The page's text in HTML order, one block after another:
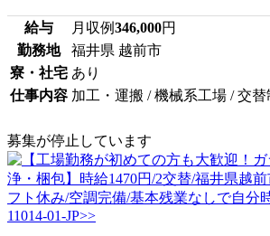
給与 月収例346,000円
勤務地
福井県 越前市
寮・社宅 あり
仕事内容 加工・運搬 / 機械系工場 / 交替
募集が停止しています